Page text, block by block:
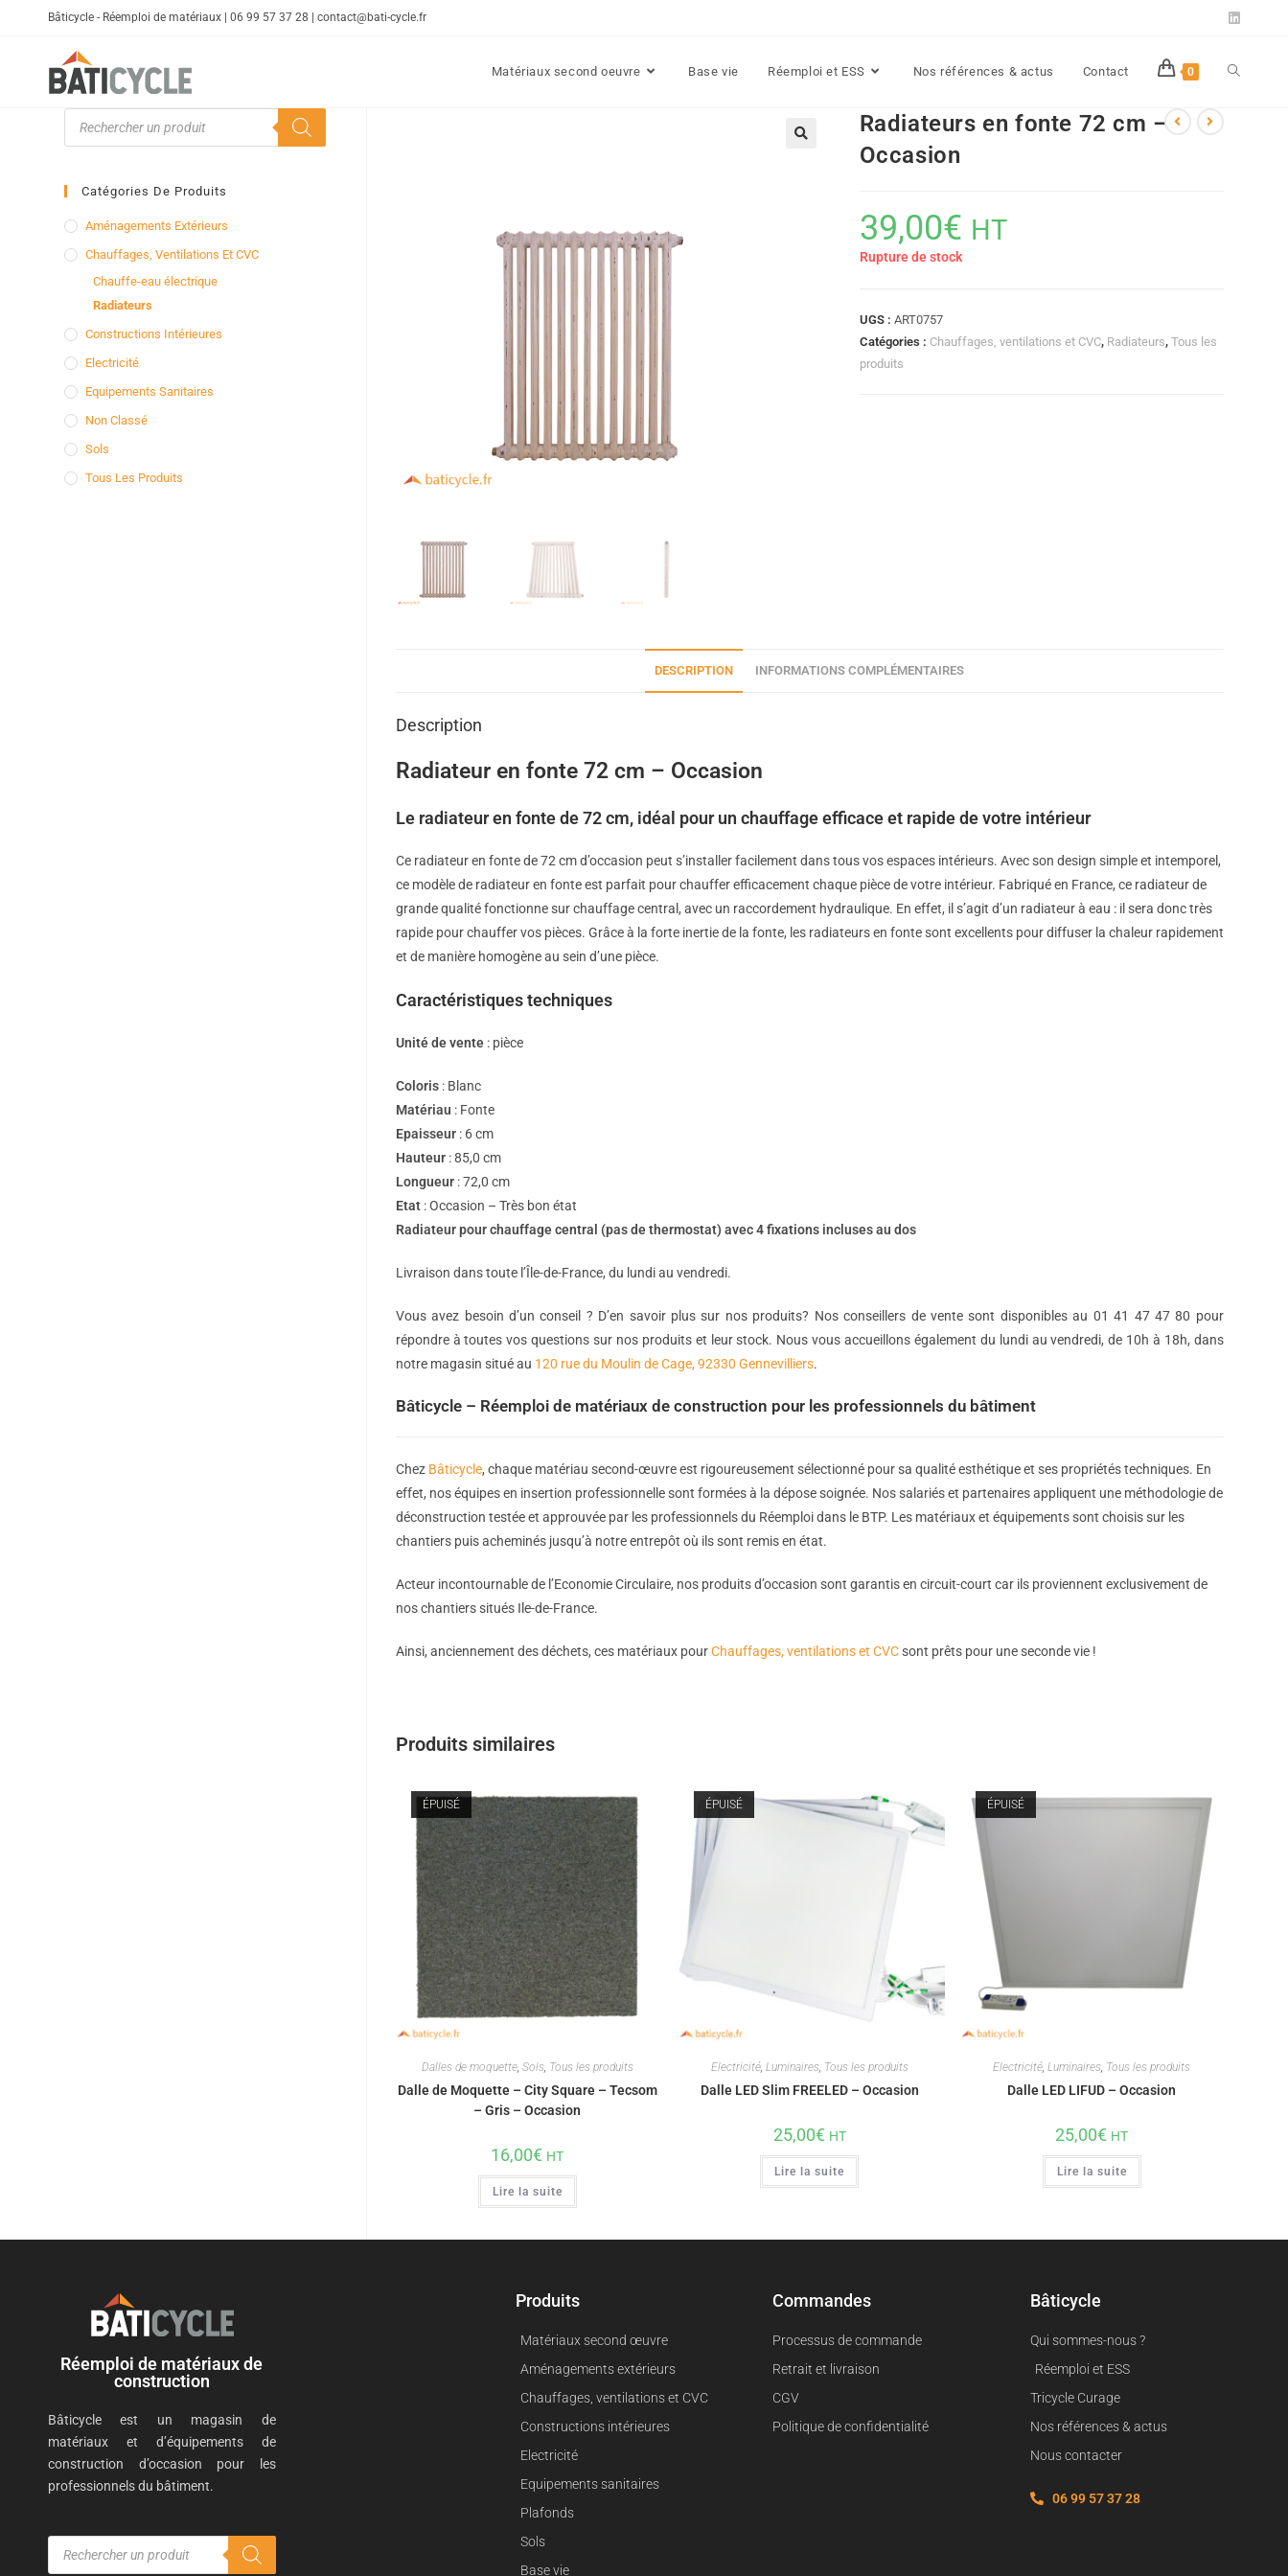
Bâticycle - Réemploi de matériaux | 06 99 57 37 28 | contact@bati-cycle.fr
Matériaux second oeuvre Base vie Réemploi et ESS Nos références & actus Contact 0
Radiateurs en fonte 72 cm –
Occasion
39,00€ HT
Rupture de stock
UGS : ART0757
Catégories : Chauffages, ventilations et CVC, Radiateurs, Tous les
produits
DESCRIPTION INFORMATIONS COMPLÉMENTAIRES
Description
Radiateur en fonte 72 cm – Occasion
Le radiateur en fonte de 72 cm, idéal pour un chauffage efficace et rapide de votre intérieur
Ce radiateur en fonte de 72 cm d’occasion peut s’installer facilement dans tous vos espaces intérieurs. Avec son design simple et intemporel,
ce modèle de radiateur en fonte est parfait pour chauffer efficacement chaque pièce de votre intérieur. Fabriqué en France, ce radiateur de
grande qualité fonctionne sur chauffage central, avec un raccordement hydraulique. En effet, il s’agit d’un radiateur à eau : il sera donc très
rapide pour chauffer vos pièces. Grâce à la forte inertie de la fonte, les radiateurs en fonte sont excellents pour diffuser la chaleur rapidement
et de manière homogène au sein d’une pièce.
Caractéristiques techniques
Unité de vente: pièce
Coloris : Blanc
Matériau : Fonte
Epaisseur: 6 cm
Hauteur : 85,0 cm
Longueur: 72,0 cm
Etat : Occasion – Très bon état
Radiateur pour chauffage central (pas de thermostat) avec 4 fixations incluses au dos
Livraison dans toute l’Île-de-France, du lundi au vendredi.
Vous avez besoin d’un conseil ? D’en savoir plus sur nos produits? Nos conseillers de vente sont disponibles au 01 41 47 47 80 pour
répondre à toutes vos questions sur nos produits et leur stock. Nous vous accueillons également du lundi au vendredi, de 10h à 18h, dans
notre magasin situé au 120 rue du Moulin de Cage, 92330 Gennevilliers.
Bâticycle – Réemploi de matériaux de construction pour les professionnels du bâtiment
Chez Bâticycle, chaque matériau second-œuvre est rigoureusement sélectionné pour sa qualité esthétique et ses propriétés techniques. En
effet, nos équipes en insertion professionnelle sont formées à la dépose soignée. Nos salariés et partenaires appliquent une méthodologie de
déconstruction testée et approuvée par les professionnels du Réemploi dans le BTP. Les matériaux et équipements sont choisis sur les
chantiers puis acheminés jusqu’à notre entrepôt où ils sont remis en état.
Acteur incontournable de l’Economie Circulaire, nos produits d’occasion sont garantis en circuit-court car ils proviennent exclusivement de
nos chantiers situés Ile-de-France.
Ainsi, anciennement des déchets, ces matériaux pourChauffages, ventilations et CVCsont prêts pour une seconde vie !
Produits similaires
ÉPUISÉ
Dalles de moquette, Sols, Tous les produits
Dalle de Moquette – City Square – Tecsom
– Gris – Occasion
16,00€ HT
Lire la suite
ÉPUISÉ
Electricité, Luminaires, Tous les produits
Dalle LED Slim FREELED – Occasion
25,00€ HT
Lire la suite
ÉPUISÉ
Electricité,Luminaires, Tous les produits
Dalle LED LIFUD – Occasion
25,00€ HT
Lire la suite
Catégories De Produits
Aménagements Extérieurs
Chauffages, Ventilations Et CVC
Chauffe-eau électrique
Radiateurs
Constructions Intérieures
Electricité
Equipements Sanitaires
Non Classé
Sols
Tous Les Produits
Réemploi de matériaux de
construction
Bâticycle est un magasin de
matériaux et d’équipements de
construction d’occasion pour les
professionnels du bâtiment.
Produits
Matériaux second œuvre
Aménagements extérieurs
Chauffages, ventilations et CVC
Constructions intérieures
Electricité
Equipements sanitaires
Plafonds
Sols
Base vie
Commandes
Processus de commande
Retrait et livraison
CGV
Politique de confidentialité
Bâticycle
Qui sommes-nous ?
Réemploi et ESS
Tricycle Curage
Nos références & actus
Nous contacter
06 99 57 37 28